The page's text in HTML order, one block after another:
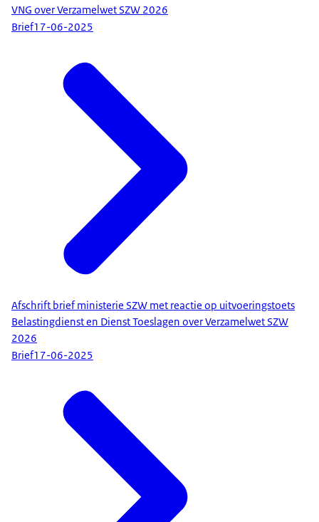
VNG over Verzamelwet SZW 2026
Brief17-06-2025
Afschrift brief ministerie SZW met reactie op uitvoeringstoets
Belastingdienst en Dienst Toeslagen over Verzamelwet SZW
2026
Brief17-06-2025